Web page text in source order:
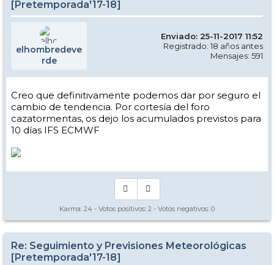
[Pretemporada'17-18]
elhombredeve
rde
Enviado: 25-11-2017 11:52
Registrado: 18 años antes
Mensajes: 591
Creo que definitivamente podemos dar por seguro el
cambio de tendencia. Por cortesía del foro
cazatormentas, os dejo los acumulados previstos para
10 días IFS ECMWF
Karma: 24 - Votos positivos: 2 - Votos negativos: 0
Re: Seguimiento y Previsiones Meteorológicas
[Pretemporada'17-18]